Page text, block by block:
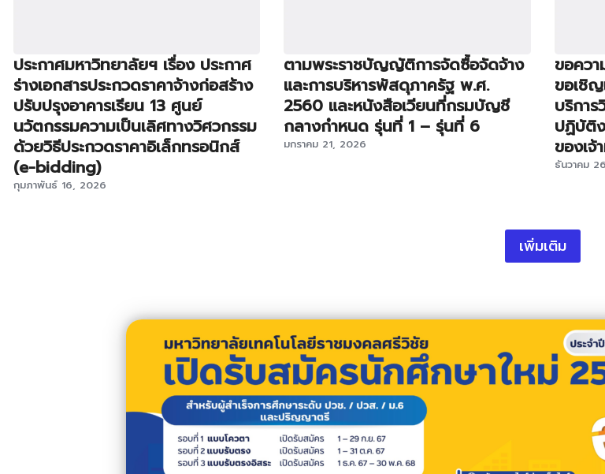
ประกาศมหาวิทยาลัยฯ เรื่อง ประกาศ
ร่างเอกสารประกวดราคาจ้างก่อสร้าง
ปรับปรุงอาคารเรียน 13 ศูนย์
นวัตกรรมความเป็นเลิศทางวิศวกรรม
ด้วยวิธีประกวดราคาอิเล็กทรอนิกส์
(e-bidding)
กุมภาพันธ์ 16, 2026
ตามพระราชบัญญัติการจัดซื้อจัดจ้าง
และการบริหารพัสดุภาครัฐ พ.ศ.
2560 และหนังสือเวียนที่กรมบัญชี
กลางกำหนด รุ่นที่ 1 – รุ่นที่ 6
มกราคม 21, 2026
ขอควา
ขอเชิญ
บริกา
ปฏิบัติ
ของเ
ธันวาคม
เพิ่มเติม